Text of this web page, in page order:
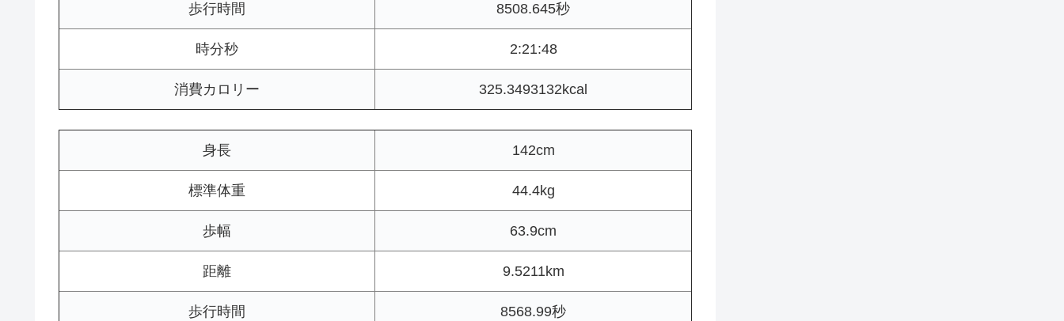
歩行時間 8508.645秒
時分秒 2:21:48
消費カロリー 325.3493132kcal
身長 142cm
標準体重 44.4kg
歩幅 63.9cm
距離 9.5211km
歩行時間 8568.99秒